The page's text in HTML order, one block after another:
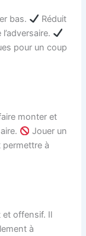
bas.
Réduit
pour un coup
monter et
Jouer un
à
et offensif. Il
à